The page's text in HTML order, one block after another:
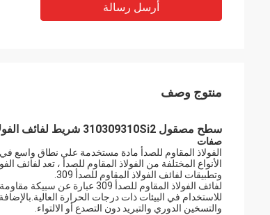
أرسل رسالة
منتوج وصف
سطح مصقول 310309310Si2 شريط لفائف الفولاذ المقاوم للصدأ 3.0-12 مم
صفات
الفولاذ المقاوم للصدأ مادة مستخدمة على نطاق واسع في
وتطبيقات لفائف الفولاذ المقاوم للصدأ 309.
لفائف الفولاذ المقاوم للصدأ
للاستخدام في البيئات ذات درجات الحرارة
والتسخين الدوري والتبريد دون التصدع أو الالتواء.